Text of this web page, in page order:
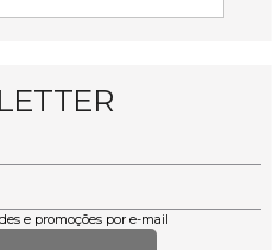
LETTER
e promoções por e-mail